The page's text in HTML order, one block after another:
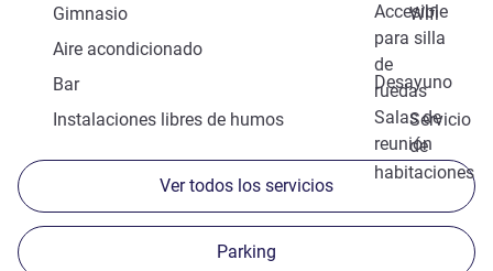
Accesible
para silla
de
ruedas
Gimnasio
Wifi
Aire acondicionado
Desayuno
Bar
Salas de
reunión
Instalaciones libres de humos
Servicio
de
habitaciones
Ver todos los servicios
Parking